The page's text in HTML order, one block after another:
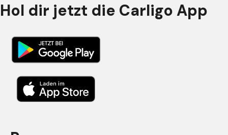
Hol dir jetzt die Carligo App